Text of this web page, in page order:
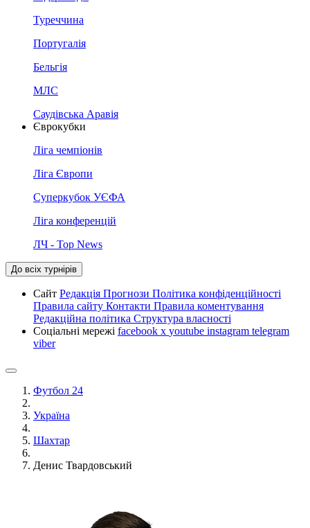
Туреччина
Португалія
Бельгія
МЛС
Саудівська Аравія
Єврокубки
Ліга чемпіонів
Ліга Європи
Суперкубок УЄФА
Ліга конференцій
ЛЧ - Top News
До всіх турнірів
Сайт Редакція Прогнози Політика конфіденційності
Правила сайту Контакти Правила коментування
Редакційна політика Структура власності
Соціальні мережі facebook x youtube instagram telegram
viber
Футбол 24
Україна
Шахтар
Денис Твардовський